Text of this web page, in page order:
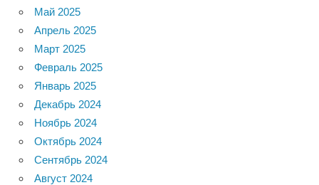
Май 2025
Апрель 2025
Март 2025
Февраль 2025
Январь 2025
Декабрь 2024
Ноябрь 2024
Октябрь 2024
Сентябрь 2024
Август 2024